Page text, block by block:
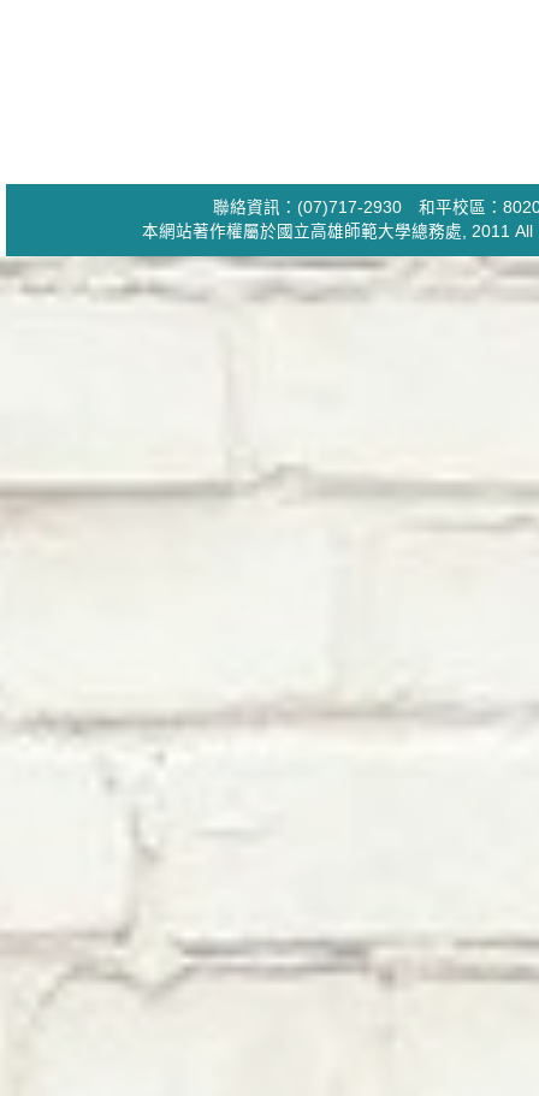
聯絡資訊：(07)717-2930 和平校區：
本網站著作權屬於國立高雄師範大學總務處, 2011